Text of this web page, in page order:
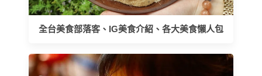
全台美食部落客、IG美食介紹、各大美食懶人包